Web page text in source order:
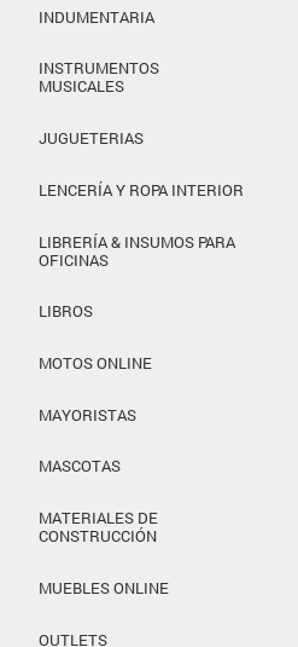
INDUMENTARIA
INSTRUMENTOS
MUSICALES
JUGUETERIAS
LENCERÍA Y ROPA INTERIOR
LIBRERÍA & INSUMOS PARA
OFICINAS
LIBROS
MOTOS ONLINE
MAYORISTAS
MASCOTAS
MATERIALES DE
CONSTRUCCIÓN
MUEBLES ONLINE
OUTLETS